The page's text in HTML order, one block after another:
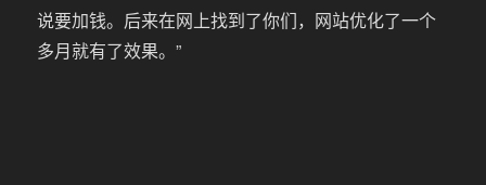
说要加钱。后来在网上找到了你们，网站优化了一个
多月就有了效果。”